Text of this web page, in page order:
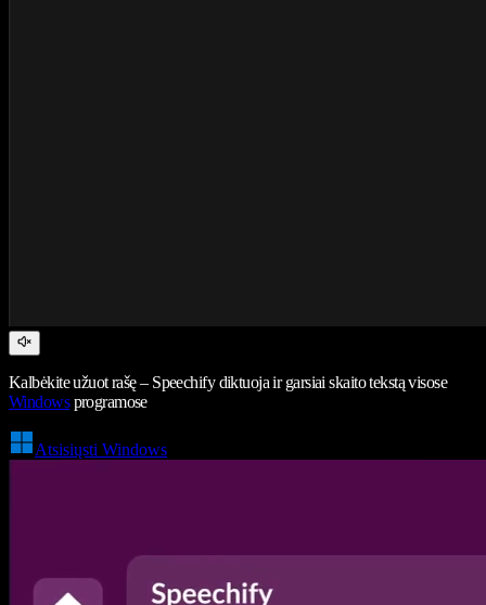
Kalbėkite užuot rašę – Speechify diktuoja ir garsiai skaito tekstą visose
Windowsprogramose
Atsisiųsti Windows